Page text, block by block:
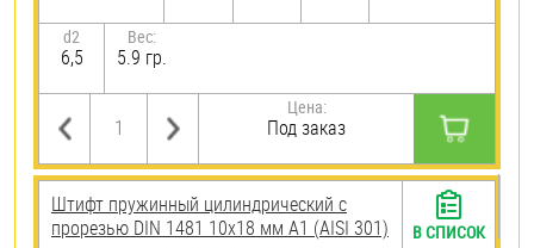
d2
6,5
Вес:
5.9 гр.
Цена:
Под заказ
Штифт пружинный цилиндрический с
прорезью DIN 1481 10х18 мм А1 (AISI 301)
В СПИСОК